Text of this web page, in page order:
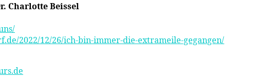
Charlotte Beissel
2022/12/26/ich-bin-immer-die-extrameile-gegangen/